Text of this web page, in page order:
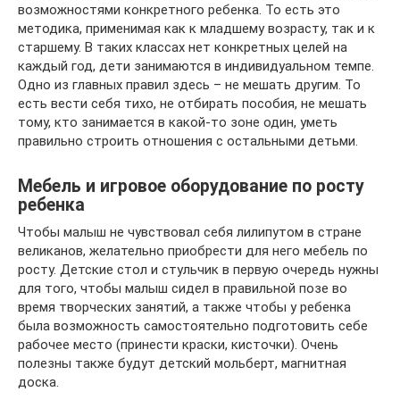
возможностями конкретного ребенка. То есть это
методика, применимая как к младшему возрасту, так и к
старшему. В таких классах нет конкретных целей на
каждый год, дети занимаются в индивидуальном темпе.
Одно из главных правил здесь – не мешать другим. То
есть вести себя тихо, не отбирать пособия, не мешать
тому, кто занимается в какой-то зоне один, уметь
правильно строить отношения с остальными детьми.
Мебель и игровое оборудование по росту
ребенка
Чтобы малыш не чувствовал себя лилипутом в стране
великанов, желательно приобрести для него мебель по
росту. Детские стол и стульчик в первую очередь нужны
для того, чтобы малыш сидел в правильной позе во
время творческих занятий, а также чтобы у ребенка
была возможность самостоятельно подготовить себе
рабочее место (принести краски, кисточки). Очень
полезны также будут детский мольберт, магнитная
доска.